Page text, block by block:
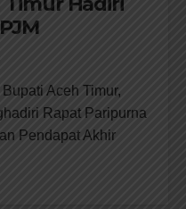
Aceh Timur,
Rapat Paripurna
Pendapat Akhir